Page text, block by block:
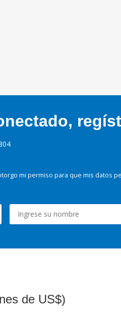
mi permiso para que mis datos
de US$)